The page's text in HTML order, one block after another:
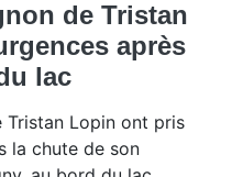
de Tristan
après
lac
Tristan Lopin ont pris
la chute de son